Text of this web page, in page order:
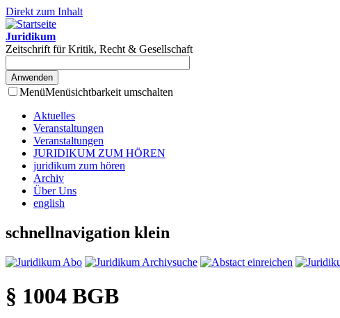
Direkt zum Inhalt
Juridikum
Zeitschrift für Kritik, Recht & Gesellschaft
MenüMenüsichtbarkeit umschalten
Aktuelles
Veranstaltungen
Veranstaltungen
JURIDIKUM ZUM HÖREN
juridikum zum hören
Archiv
Über Uns
english
schnellnavigation klein
§ 1004 BGB